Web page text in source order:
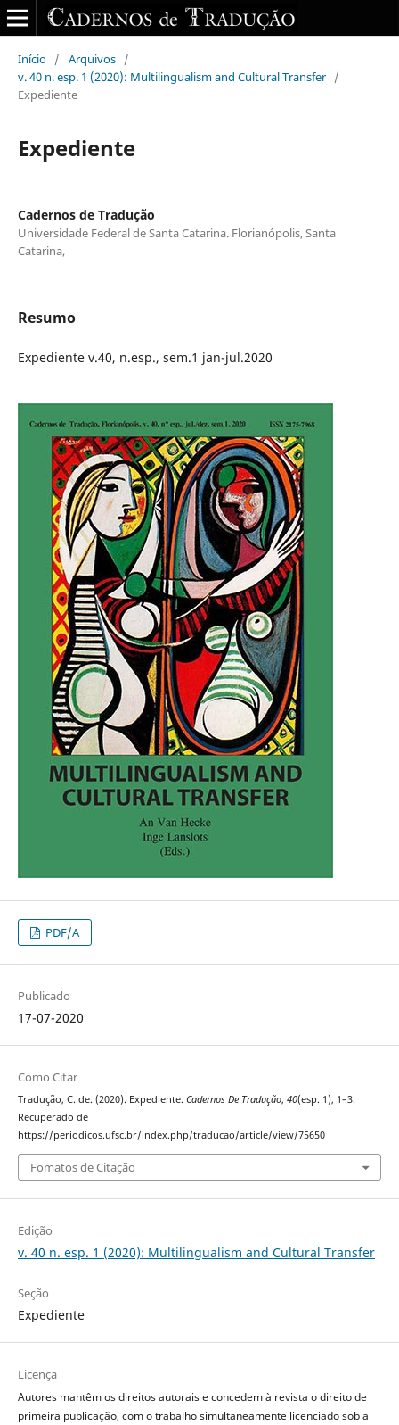
Início / Arquivos /
v. 40 n. esp. 1 (2020): Multilingualism and Cultural Transfer /
Expediente
Expediente
Cadernos de Tradução
Universidade Federal de Santa Catarina. Florianópolis, Santa
Catarina,
Resumo
Expediente v.40, n.esp., sem.1 jan-jul.2020
PDF/A
Publicado
17-07-2020
Como Citar
Tradução, C. de. (2020). Expediente. Cadernos De Tradução, 40(esp. 1), 1–3.
Recuperado de
https://periodicos.ufsc.br/index.php/traducao/article/view/75650
Fomatos de Citação
Edição
v. 40 n. esp. 1 (2020): Multilingualism and Cultural Transfer
Seção
Expediente
Licença
Autores mantêm os direitos autorais e concedem à revista o direito de
primeira publicação, com o trabalho simultaneamente licenciado sob a